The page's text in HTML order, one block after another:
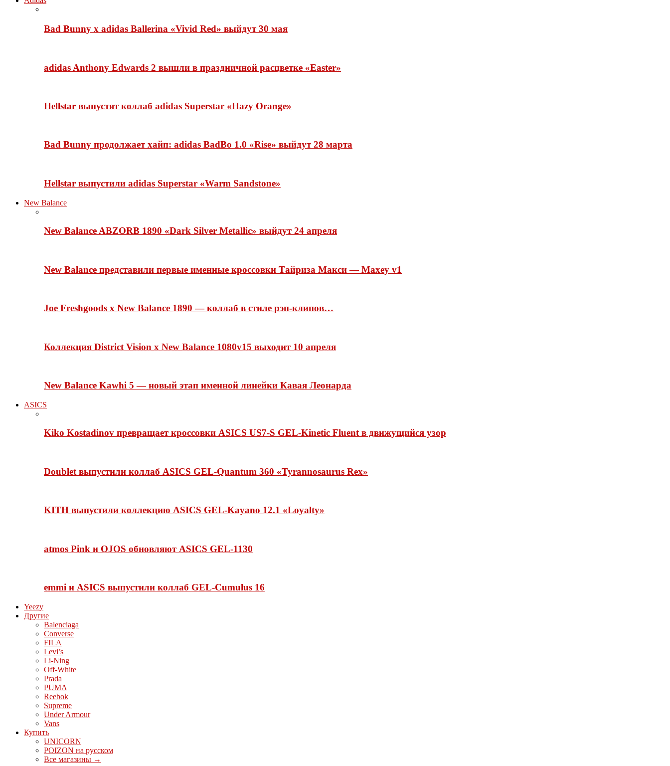
Bad Bunny x adidas Ballerina «Vivid Red» выйдут 30 мая
adidas Anthony Edwards 2 вышли в праздничной расцветке «Easter»
Hellstar выпустят коллаб adidas Superstar «Hazy Orange»
Bad Bunny продолжает хайп: adidas BadBo 1.0 «Rise» выйдут 28 марта
Hellstar выпустили adidas Superstar «Warm Sandstone»
New Balance
New Balance ABZORB 1890 «Dark Silver Metallic» выйдут 24 апреля
New Balance представили первые именные кроссовки Тайриза Макси — Maxey v1
Joe Freshgoods x New Balance 1890 — коллаб в стиле рэп-клипов…
Коллекция District Vision x New Balance 1080v15 выходит 10 апреля
New Balance Kawhi 5 — новый этап именной линейки Кавая Леонарда
ASICS
Kiko Kostadinov превращает кроссовки ASICS US7-S GEL-Kinetic Fluent в движущийся узор
Doublet выпустили коллаб ASICS GEL-Quantum 360 «Tyrannosaurus Rex»
KITH выпустили коллекцию ASICS GEL-Kayano 12.1 «Loyalty»
atmos Pink и OJOS обновляют ASICS GEL-1130
emmi и ASICS выпустили коллаб GEL-Cumulus 16
Yeezy
Другие
Balenciaga
Converse
FILA
Levi’s
Li-Ning
Off-White
Prada
PUMA
Reebok
Supreme
Under Armour
Vans
Купить
UNICORN
POIZON на русском
Все магазины →